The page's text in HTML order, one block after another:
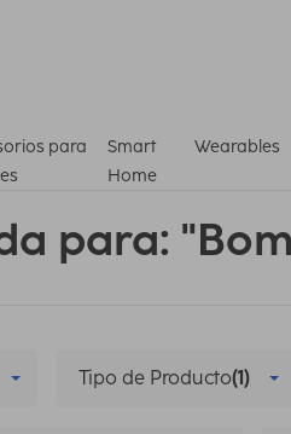
para
Smart
Home
Wearables
para:
Tipo de Producto(1)